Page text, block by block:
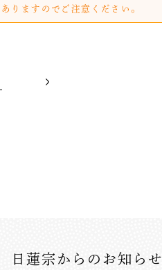
りますのでご注意ください。
日蓮宗からのお知らせ